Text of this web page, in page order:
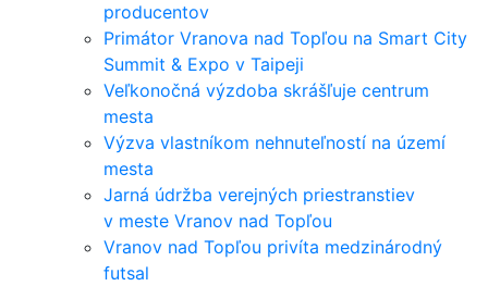
producentov
Primátor Vranova nad Topľou na Smart City
Summit & Expo v Taipeji
Veľkonočná výzdoba skrášľuje centrum
mesta
Výzva vlastníkom nehnuteľností na území
mesta
Jarná údržba verejných priestranstiev
v meste Vranov nad Topľou
Vranov nad Topľou privíta medzinárodný
futsal